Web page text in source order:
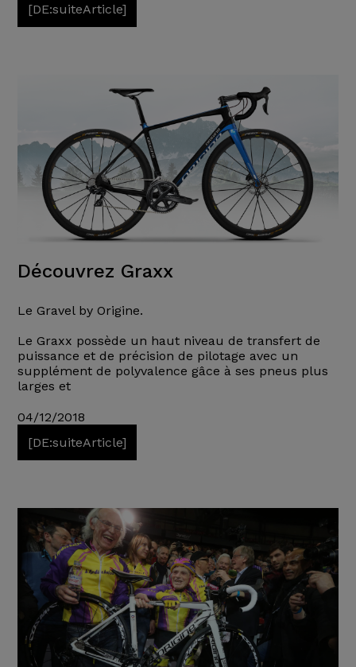
[DE:suiteArticle]
Découvrez Graxx
Le Gravel by Origine.
Le Graxx possède un haut niveau de transfert de
puissance et de précision de pilotage avec un
supplément de polyvalence gâce à ses pneus plus
larges et
04/12/2018
[DE:suiteArticle]